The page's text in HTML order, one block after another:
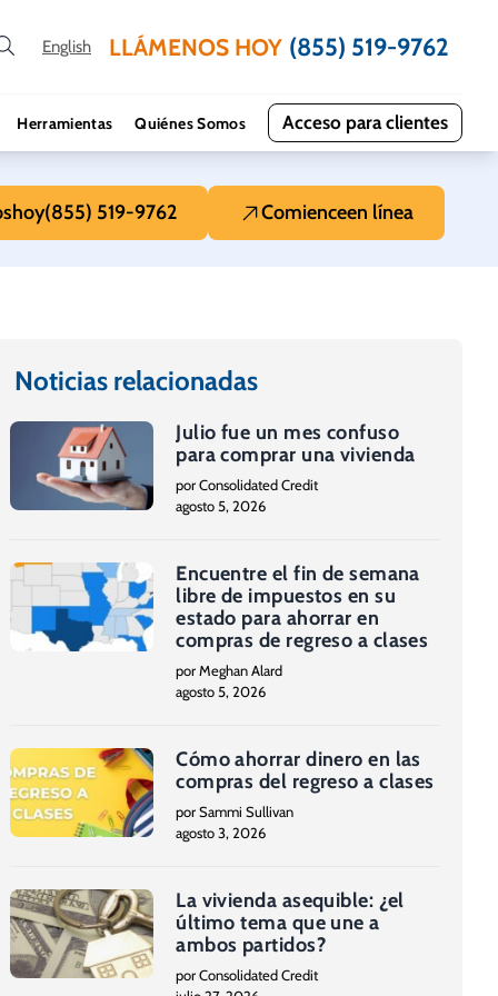
English LLÁMENOS HOY (855) 519-9762
Herramientas Quiénes Somos Acceso para clientes
hoy(855) 519-9762 Comienceen línea
Noticias relacionadas
Julio fue un mes confuso
para comprar una vivienda
por Consolidated Credit
agosto 5, 2026
Encuentre el fin de semana
libre de impuestos en su
estado para ahorrar en
compras de regreso a clases
por Meghan Alard
agosto 5, 2026
Cómo ahorrar dinero en las
compras del regreso a clases
por Sammi Sullivan
agosto 3, 2026
La vivienda asequible: ¿el
último tema que une a
ambos partidos?
por Consolidated Credit